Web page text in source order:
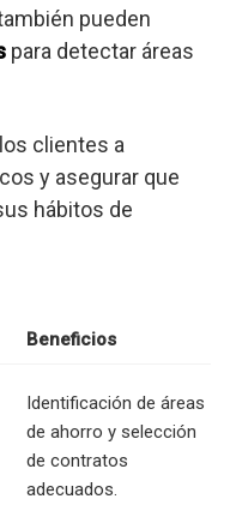
pueden
para detectar áreas
clientes a
y asegurar que
hábitos de
Beneficios
Identificación de áreas
de ahorro y selección
de contratos
adecuados.